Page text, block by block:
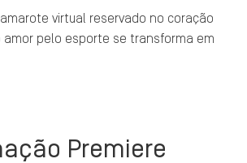
virtual reservado no coração
amor pelo esporte se transforma em
Premiere